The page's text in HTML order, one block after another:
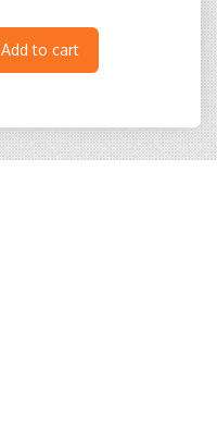
Add to cart